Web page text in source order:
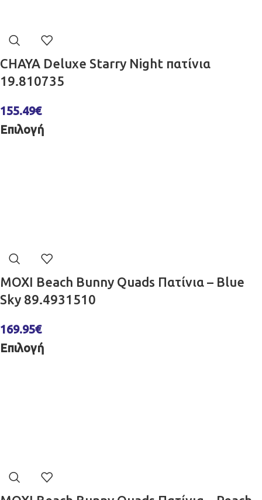
CHAYA Deluxe Starry Night πατίνια
19.810735
155.49€
Επιλογή
MOXI Beach Bunny Quads Πατίνια – Blue
Sky 89.4931510
169.95€
Επιλογή